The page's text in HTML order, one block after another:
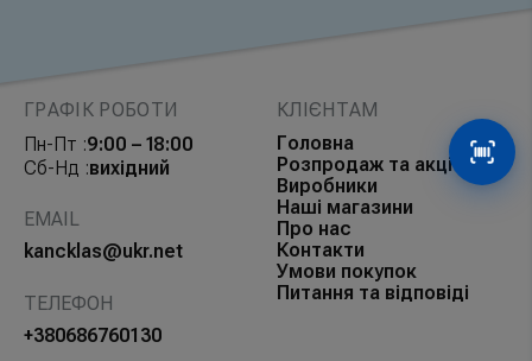
ГРАФІК РОБОТИ
Пн-Пт :9:00 – 18:00
Сб-Нд :вихідний
EMAIL
kancklas@ukr.net
ТЕЛЕФОН
+380686760130
КЛІЄНТАМ
Головна
Розпродаж та акції
Виробники
Наші магазини
Про нас
Контакти
Умови покупок
Питання та відповіді